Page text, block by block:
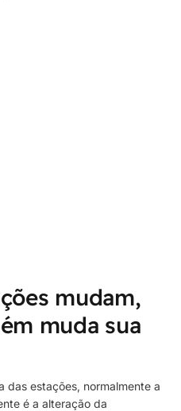
mudam,
muda sua
das estações, normalmente a
é a alteração da